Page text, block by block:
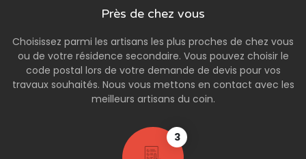
Près de chez vous
Choisissez parmi les artisans les plus proches de chez vous
ou de votre résidence secondaire. Vous pouvez choisir le
code postal lors de votre demande de devis pour vos
travaux souhaités. Nous vous mettons en contact avec les
meilleurs artisans du coin.
3